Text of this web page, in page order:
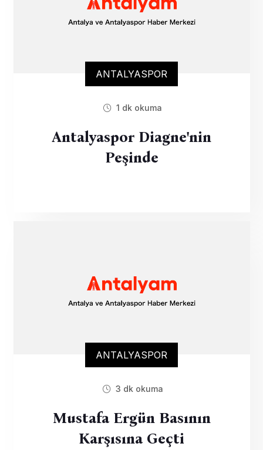
ANTALYASPOR
1 dk okuma
Antalyaspor Diagne'nin
Peşinde
ANTALYASPOR
3 dk okuma
Mustafa Ergün Basının
Karşısına Geçti